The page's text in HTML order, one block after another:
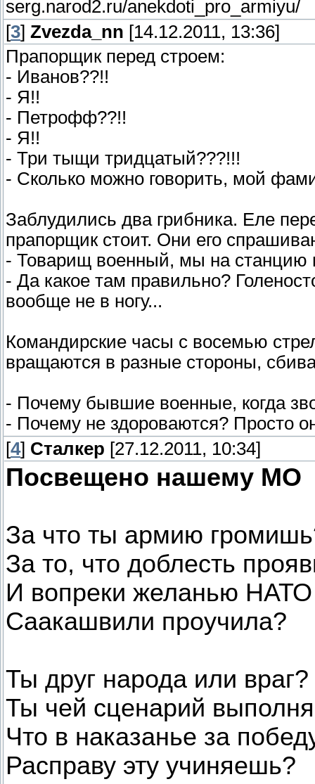
serg.narod2.ru/anekdoti_pro_armiyu/
[3] Zvezda_nn [14.12.2011, 13:36]
Прапорщик перед строем:
- Иванов??!!
- Я!!
- Петрофф??!!
- Я!!
- Три тыщи тридцатый???!!!
- Сколько можно говорить, мой
Заблудились два грибника. Еле
прапорщик стоит. Они его
- Товарищ военный, мы на станцию
- Да какое там правильно?
вообще не в ногу...
Командирские часы с восемью
вращаются в разные стороны,
- Почему бывшие военные, когда
- Почему не здороваются? Просто
[4] Сталкер [27.12.2011, 10:34]
Посвещено нашему МО
За что ты армию
За то, что доблесть
И вопреки желанью НАТО
Саакашвили проучила?
Ты друг народа или враг?
Ты чей сценарий
Что в наказанье за
Расправу эту учиняешь?